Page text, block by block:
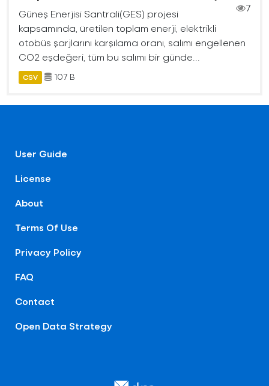
7
Güneş Enerjisi Santrali(GES) projesi
kapsamında, üretilen toplam enerji, elektrikli
otobüs şarjlarını karşılama oranı, salımı engellenen
CO2 eşdeğeri, tüm bu salımı bir günde...
CSV 107 B
User Guide
License
About
Terms Of Use
Privacy Policy
FAQ
Contact
Open Data Strategy